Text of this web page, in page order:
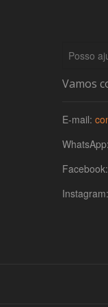
Vamos
E-mail:
Facebook:
Instagram: